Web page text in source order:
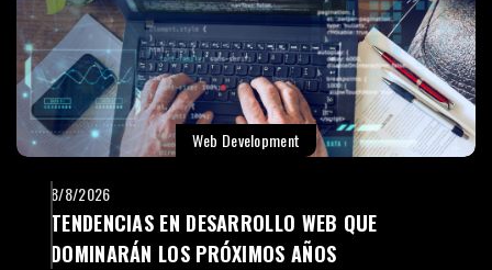
Web Development
8/8/2026
TENDENCIAS EN DESARROLLO WEB QUE
DOMINARÁN LOS PRÓXIMOS AÑOS